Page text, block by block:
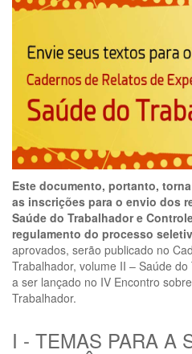
Este documento, portanto,
as inscrições para o envio dos
Saúde do Trabalhador e
regulamento do processo
aprovados, serão publicado no
Trabalhador, volume II – Saúde
a ser lançado no IV Encontro
Trabalhador.
I - TEMAS PARA A